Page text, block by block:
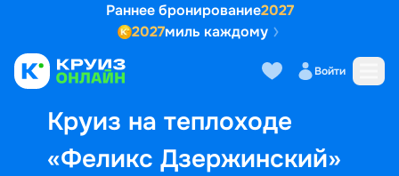
Раннее бронирование2027
2027миль каждому
Войти
Круиз на теплоходе
«Феликс Дзержинский»
Выбор кают Маршрут и